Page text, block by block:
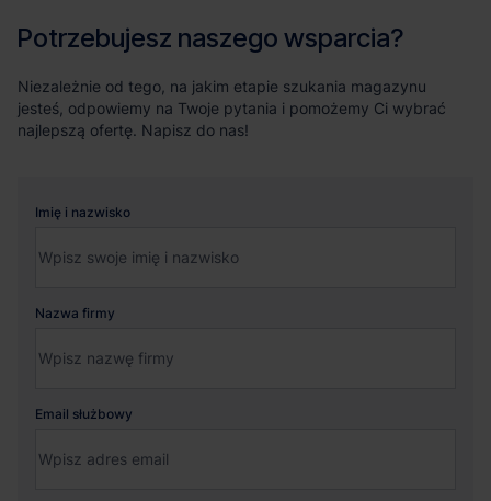
Potrzebujesz naszego wsparcia?
Niezależnie od tego, na jakim etapie szukania magazynu
jesteś, odpowiemy na Twoje pytania i pomożemy Ci wybrać
najlepszą ofertę. Napisz do nas!
Imię i nazwisko
Nazwa firmy
Email służbowy